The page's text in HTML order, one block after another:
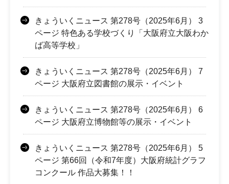
きょういくニュース 第278号（2025年6月） 3
ページ 特色ある学校づくり「大阪府立大阪わか
ば高等学校」
きょういくニュース 第278号（2025年6月） 7
ページ 大阪府立図書館の展示・イベント
きょういくニュース 第278号（2025年6月） 6
ページ 大阪府立博物館等の展示・イベント
きょういくニュース 第278号（2025年6月） 5
ページ 第66回（令和7年度）大阪府統計グラフ
コンクール 作品大募集！！